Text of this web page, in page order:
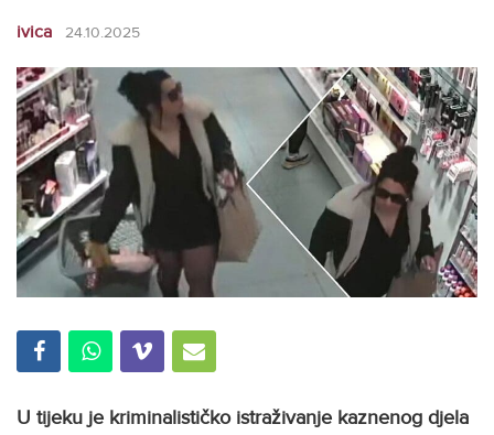
ivica 24.10.2025
U tijeku je kriminalističko istraživanje kaznenog djela